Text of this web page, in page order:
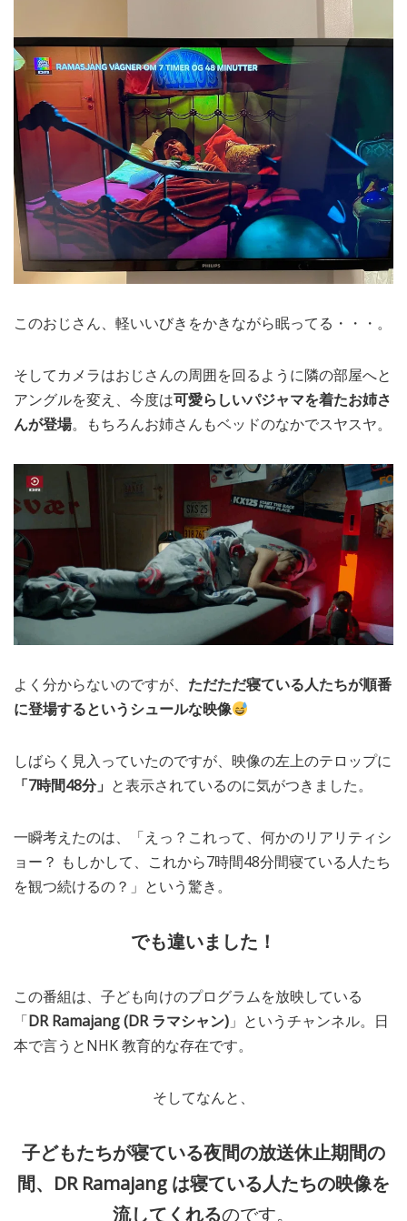
このおじさん、軽いいびきをかきながら眠ってる・・・。
そしてカメラはおじさんの周囲を回るように隣の部屋へと
アングルを変え、今度は可愛らしいパジャマを着たお姉さ
んが登場。もちろんお姉さんもベッドのなかでスヤスヤ。
よく分からないのですが、 ただただ寝ている人たちが順番
に登場するというシュールな映像
しばらく見入っていたのですが、映像の左上のテロップに
「7時間48分」 と表示されているのに気がつきました。
一瞬考えたのは、「えっ？これって、何かのリアリティシ
ョー？ もしかして、これから7時間48分間寝ている人たち
を観つ続けるの？」という驚き。
でも違いました！
この番組は、子ども向けのプログラムを放映している
「DR Ramajang (DR ラマシャン) 」というチャンネル。日
本で言うとNHK 教育的な存在です。
そしてなんと、
子どもたちが寝ている夜間の放送休止期間の
間、DR Ramajang は寝ている人たちの映像を
流してくれるのです。